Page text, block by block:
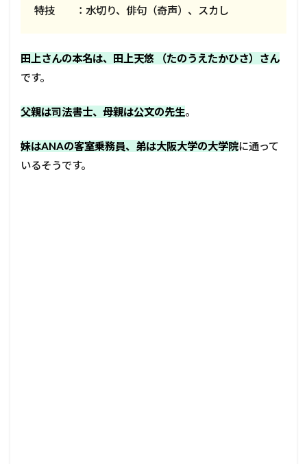
特技 ：水切り、俳句（奇声）、スカし
田上さんの本名は、田上天悠 （たのうえたかひさ）さん
です。
父親は司法書士、母親は公文の先生。
妹はANAの客室乗務員、弟は大阪大学の大学院に通って
いるそうです。